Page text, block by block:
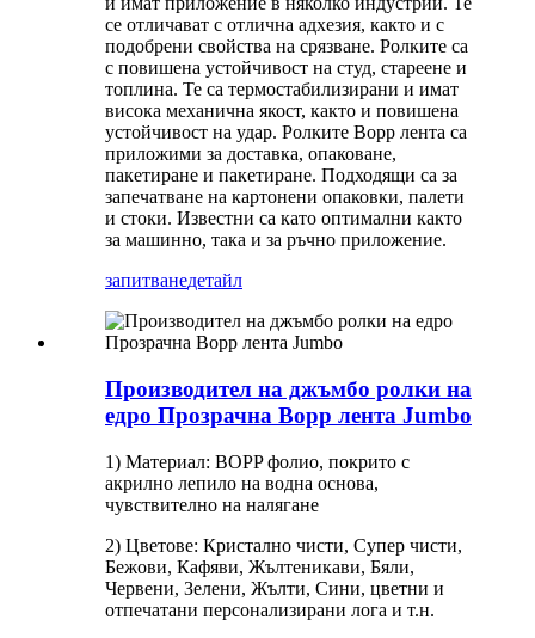
се отличават с отлична адхезия, както и с
подобрени свойства на срязване. Ролките са
с повишена устойчивост на студ, стареене и
топлина. Те са термостабилизирани и имат
висока механична якост, както и повишена
устойчивост на удар. Ролките Bopp лента са
приложими за доставка, опаковане,
пакетиране и пакетиране. Подходящи са за
запечатване на картонени опаковки, палети
и стоки. Известни са като оптимални както
за машинно, така и за ръчно приложение.
запитванедетайл
Производител на джъмбо ролки на
едро Прозрачна Bopp лента Jumbo
1) Материал: BOPP фолио, покрито с
акрилно лепило на водна основа,
чувствително на налягане
2) Цветове: Кристално чисти, Супер чисти,
Бежови, Кафяви, Жълтеникави, Бяли,
Червени, Зелени, Жълти, Сини, цветни и
отпечатани персонализирани лога и т.н.